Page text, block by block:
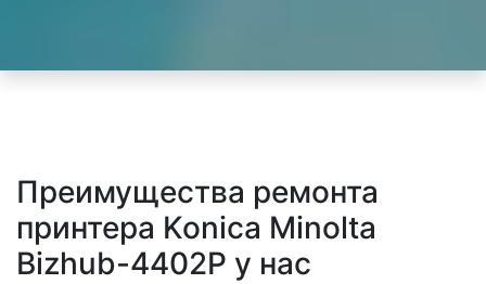
Преимущества ремонта
принтера Konica Minolta
Bizhub-4402P у нас